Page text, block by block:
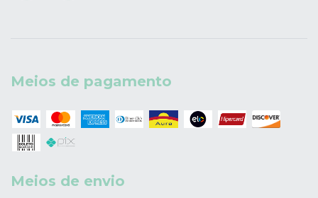
Meios de pagamento
Meios de envio